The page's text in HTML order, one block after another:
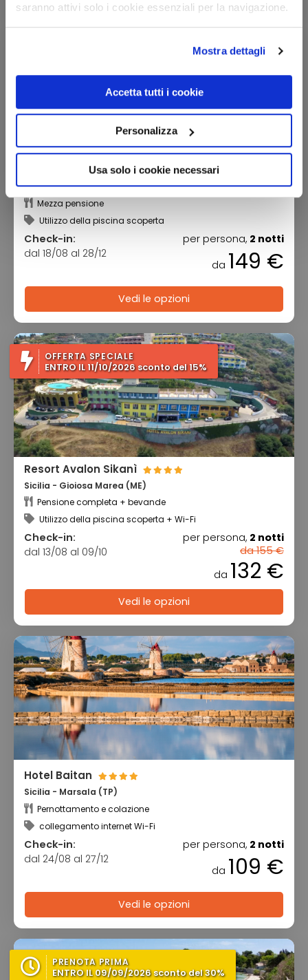
saranno attivi solo i cookie essenziali per la navigazione.
Mostra dettagli
Accetta tutti i cookie
Personalizza
Usa solo i cookie necessari
Hotel Artemisia Resort
Sicilia - Ragusa (RG)
Mezza pensione
Utilizzo della piscina scoperta
Check-in:
dal 18/08 al 28/12
per persona, 2 notti
da 149 €
Vedi le opzioni
OFFERTA SPECIALE
ENTRO IL 11/10/2026 sconto del 15%
Resort Avalon Sikanì
Sicilia - Gioiosa Marea (ME)
Pensione completa + bevande
Utilizzo della piscina scoperta + Wi-Fi
Check-in:
dal 13/08 al 09/10
per persona, 2 notti
da 155 €
da 132 €
Vedi le opzioni
Hotel Baitan
Sicilia - Marsala (TP)
Pernottamento e colazione
collegamento internet Wi-Fi
Check-in:
dal 24/08 al 27/12
per persona, 2 notti
da 109 €
Vedi le opzioni
PRENOTA PRIMA
ENTRO IL 09/09/2026 sconto del 30%